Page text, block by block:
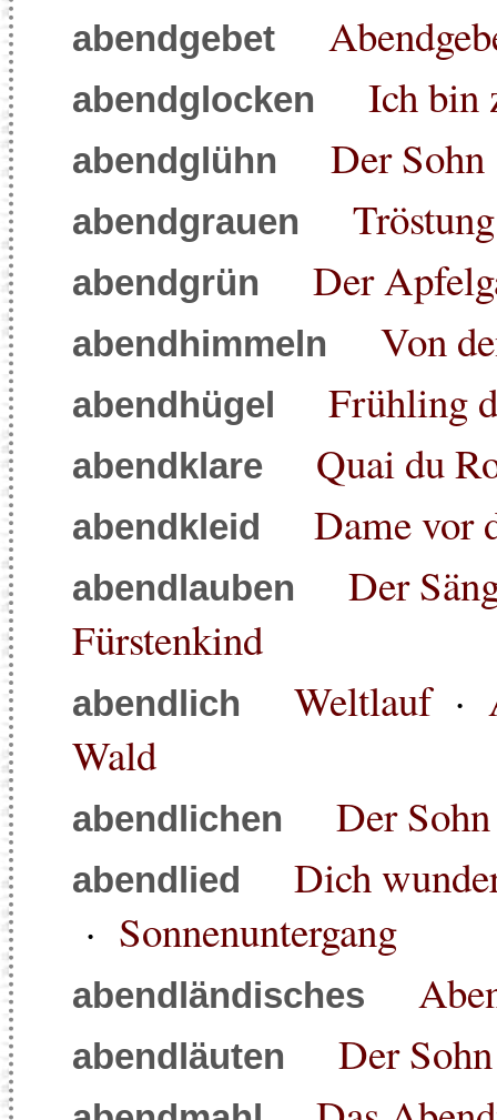
abendgebet
abendglocken Ich bin
abendglühn Der Sohn
abendgrauen
abendgrün Der
abendhimmeln Von
abendhügel Frühling
abendklare Quai du
abendkleid Dame vor
abendlauben
Der
Fürstenkind
abendlich Weltlauf·
Wald
abendlichen Der Sohn
abendlied
Dich
· Sonnenuntergang
abendländisches
abendläuten Der Sohn